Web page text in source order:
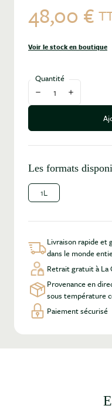
48,00 €
Voir le stock en boutique
Quantité
Diminuer la quantité
Augmenter
Les formats
1L
Livraison rapide et
dans le monde
Retrait gratuit à La
Provenance en
sous température
Paiement sécurisé